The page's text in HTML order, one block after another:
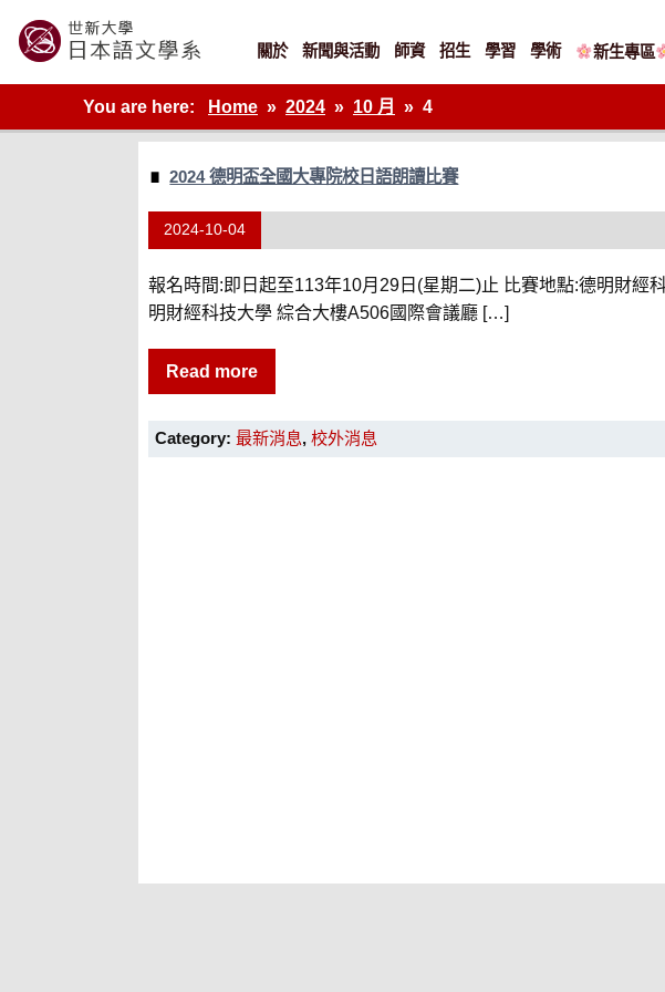
content
世新大學教學單位的網站
關於 新聞與活動 師資 招生 學習 學術 新生專區
You are here: Home 2024 10 月 4
2024 德明盃全國大專院校日語朗讀比賽
2024-10-04
報名時間:即日起至113年10月29日(星期二)止 比賽地點:德明財經
明財經科技大學 綜合大樓A506國際會議廳 […]
Read more
Category: 最新消息, 校外消息